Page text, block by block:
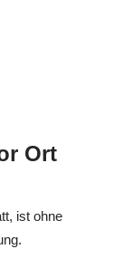
Ort
ist ohne